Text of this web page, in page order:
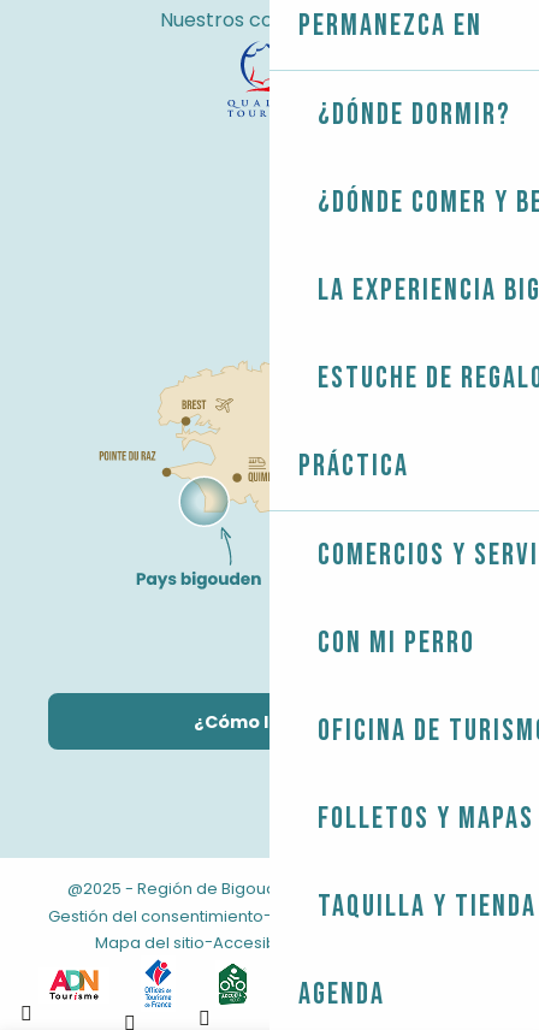
Permanezca en
¿Dónde dormir?
¿Dónde comer y
La experiencia
Estuche de
Práctica
Comercios y
Con mi perro
Oficina de
Folletos y mapas
Taquilla y tienda
Agenda
Nuestros compromisos
¿Cómo llegar?
@2025 - Región de Bigouden Información jurídica-
Gestión del consentimiento- CONDICIONES GENERALES
-
Mapa del sitio-Accesibilidad: no conforme